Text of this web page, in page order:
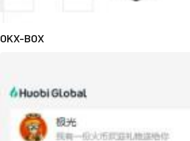
OKX-BOX